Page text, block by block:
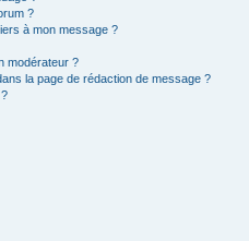
?
à mon message ?
modérateur ?
la page de rédaction de message ?